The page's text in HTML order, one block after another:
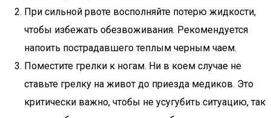
При сильной рвоте восполняйте потерю жидкости,
чтобы избежать обезвоживания. Рекомендуется
напоить пострадавшего теплым черным чаем.
Поместите грелки к ногам. Ни в коем случае не
ставьте грелку на живот до приезда медиков. Это
критически важно, чтобы не усугубить ситуацию, так